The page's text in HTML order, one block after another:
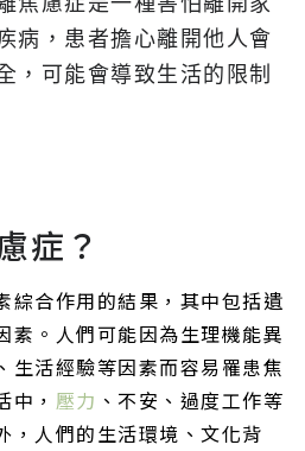
病，患者擔心離開他人會
，可能會導致生活的限制
症？
綜合作用的結果，其中包括遺
素。人們可能因為生理機能異
生活經驗等因素而容易罹患焦
， 壓力 、不安、過度工作等
，人們的生活環境、文化背